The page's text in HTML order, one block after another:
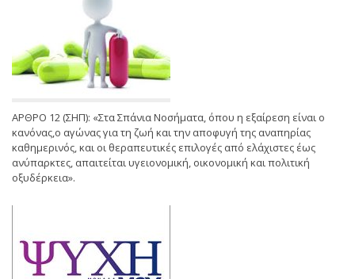
ΑΡΘΡΟ 12 (ΣΗΠ): «Στα Σπάνια Νοσήματα, όπου η εξαίρεση είναι ο
κανόνας,ο αγώνας για τη ζωή και την αποφυγή της αναπηρίας
καθημερινός, και οι θεραπευτικές επιλογές από ελάχιστες έως
ανύπαρκτες, απαιτείται υγειονομική, οικονομική και πολιτική
οξυδέρκεια».